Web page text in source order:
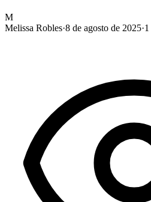
M
Melissa Robles·8 de agosto de 2025·1